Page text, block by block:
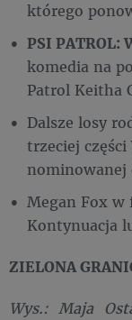
którego
PSI PATROL:
komedia na
Patrol Keitha
Dalsze losy
trzeciej części
nominowanej
Megan Fox
Kontynuacja
ZIELONA
Wys.: Maja